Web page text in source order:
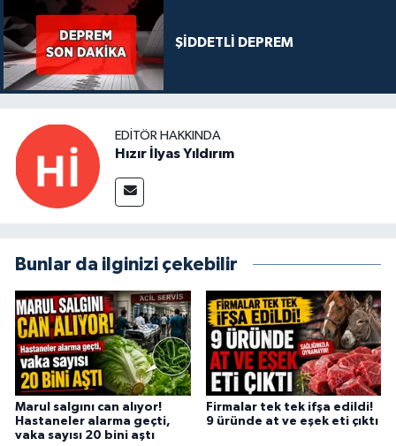
ŞİDDETLİ DEPREM
EDITÖR HAKKINDA
Hızır İlyas Yıldırım
Bunlar da ilginizi çekebilir
Marul salgını can alıyor!
Hastaneler alarma geçti,
vaka sayısı 20 bini aştı
Firmalar tek tek ifşa edildi!
9 üründe at ve eşek eti çıktı